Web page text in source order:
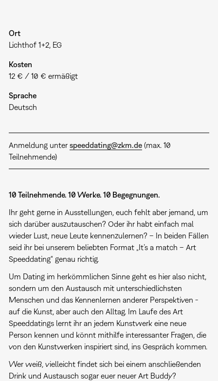
Ort
Lichthof 1+2, EG
Kosten
12 € / 10 € ermäßigt
Sprache
Deutsch
Anmeldung unter speeddating@zkm.de(max. 10
Teilnehmende)
10 Teilnehmende. 10 Werke. 10 Begegnungen.
Ihr geht gerne in Ausstellungen, euch fehlt aber jemand, um
sich darüber auszutauschen? Oder ihr habt einfach mal
wieder Lust, neue Leute kennenzulernen? – In beiden Fällen
seid ihr bei unserem beliebten Format „It’s a match – Art
Speeddating“ genau richtig.
Um Dating im herkömmlichen Sinne geht es hier also nicht,
sondern um den Austausch mit unterschiedlichsten
Menschen und das Kennenlernen anderer Perspektiven -
auf die Kunst, aber auch den Alltag. Im Laufe des Art
Speeddatings lernt ihr an jedem Kunstwerk eine neue
Person kennen und könnt mithilfe interessanter Fragen, die
von den Kunstwerken inspiriert sind, ins Gespräch kommen.
Wer weiß, vielleicht findet sich bei einem anschließenden
Drink und Austausch sogar euer neuer Art Buddy?